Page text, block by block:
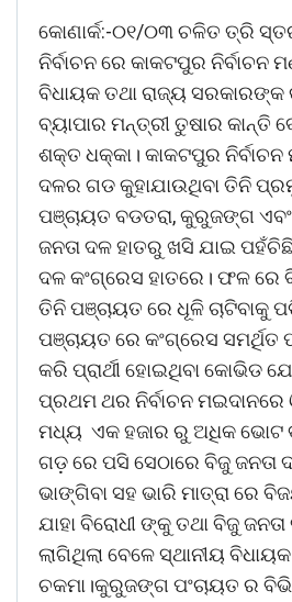
କୋଣାର୍କ:-୦୧/୦୩ ଚଳିତ ତ୍ରି
ନିର୍ବାଚନ ରେ କାକଟପୁର ନିର୍ବାଚନ
ବିଧାୟକ ତଥା ରାଜ୍ୟ ସରକାରଙ୍କ
ବ୍ୟାପାର ମନ୍ତ୍ରୀ ତୁଷାର କାନ୍ତି
ଶକ୍ତ ଧକ୍କା। କାକଟପୁର
ଦଳର ଗଡ କୁହାଯାଉଥିବା ତିନି
ପଞ୍ଚାୟତ ବଡତରା, କୁରୁଜଙ୍ଗ
ଜନତା ଦଳ ହାତରୁ ଖସି ଯାଇ
ଦଳ କଂଗ୍ରେସ ହାତରେ। ଫଳ ରେ
ତିନି ପଞ୍ଚାୟତ ରେ ଧୂଳି ଚାଟିବାକୁ
ପଞ୍ଚାୟତ ରେ କଂଗ୍ରେସ ସମର୍ଥିତ
କରି ପ୍ରାର୍ଥୀ ହୋଇଥିବା କୋଭିଡ
ପ୍ରଥମ ଥର ନିର୍ବାଚନ
ମଧ୍ୟ ଏକ ହଜାର ରୁ ଅଧିକ ଭୋଟ
ଗଡ଼ ରେ ପସି ସେଠାରେ ବିଜୁ ଜନତା
ଭାଙ୍ଗିବା ସହ ଭାରି ମାତ୍ରା ରେ
ଯାହା ବିରୋଧୀ ଙ୍କୁ ତଥା ବିଜୁ
ଲାଗିଥିଲା ବେଳେ ସ୍ଥାନୀୟ
ଚକମା।କୁରୁଜଙ୍ଗ ପଂଚାୟତ ର